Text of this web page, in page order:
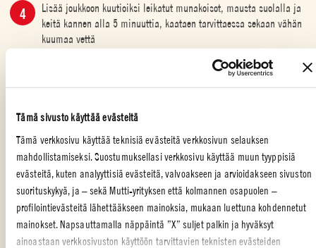
Tämä sivusto käyttää evästeitä
Tämä verkkosivu käyttää teknisiä evästeitä verkkosivun selauksen
mahdollistamiseksi. Suostumuksellasi verkkosivu käyttää muun tyyppisiä
evästeitä, kuten analyyttisiä evästeitä, valvoakseen ja arvioidakseen sivuston
suorituskykyä, ja – sekä Mutti-yrityksen että kolmannen osapuolen –
profilointievästeitä lähettääkseen mainoksia, mukaan luettuna kohdennetut
mainokset. Napsauttamalla näppäintä ”X” suljet palkin ja hyväksyt
ainoastaan verkkosivuston käyttöön tarvittavien teknisten evästeiden
Lisää joukkoon kuutioiksi leikatut munakoisot, mausta suolalla ja
keitä kannen alla 5 minuuttia, kaataen tarvittaessa sekaan vähän
kuumaa vettä
Lisää sekaan tomaattimurska ja pari basilikanlehteä
Mausta suolalla ja pippurilla
Sillä aikaa pilko pistaasit ja kypsennä pasta kiehuvassa ja
suolatussa vedessä al denteksi
Valuta lävikössä ja sekoita kastikkeen kanssa sammutetulla
liedellä